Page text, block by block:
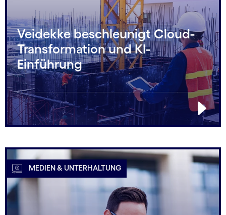
Veidekke beschleunigt Cloud-
Transformation und KI-
Einführung
MEDIEN & UNTERHALTUNG